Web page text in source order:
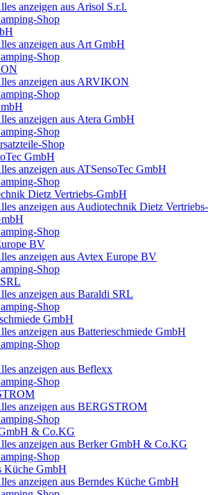
anzeigen aus Arisol S.r.l.
Shop
anzeigen aus Art GmbH
Shop
anzeigen aus ARVIKON
Shop
anzeigen aus Atera GmbH
Shop
Shop
GmbH
anzeigen aus ATSensoTec GmbH
Shop
Dietz Vertriebs-GmbH
anzeigen aus Audiotechnik Dietz Vertriebs-
Shop
BV
anzeigen aus Avtex Europe BV
Shop
anzeigen aus Baraldi SRL
Shop
GmbH
anzeigen aus Batterieschmiede GmbH
Shop
anzeigen aus Beflexx
Shop
anzeigen aus BERGSTROM
Shop
& Co.KG
anzeigen aus Berker GmbH & Co.KG
Shop
Küche GmbH
anzeigen aus Berndes Küche GmbH